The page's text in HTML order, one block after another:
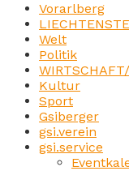
Vorarlberg
Welt
Politik
Kultur
Sport
Gsiberger
gsi.verein
gsi.service